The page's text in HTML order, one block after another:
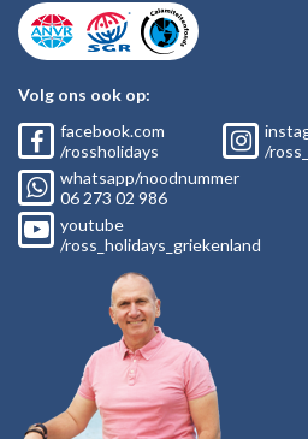
Volg ons ook op:
facebook.com
/rossholidays
/
whatsapp/noodnummer
06 273 02 986
youtube
/ross_holidays_griekenland